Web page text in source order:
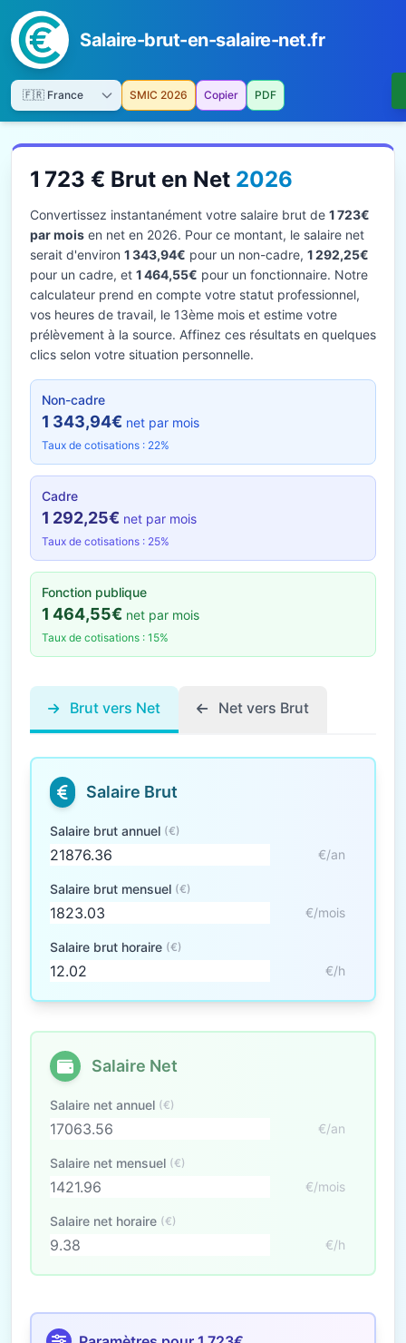
Salaire-brut-en-salaire-net.fr
SMIC 2026 Copier PDF
1 723 € Brut en Net 2026
Convertissez instantanément votre salaire brut de 1 723€
par mois en net en 2026. Pour ce montant, le salaire net
serait d'environ 1 343,94€ pour un non-cadre, 1 292,25€
pour un cadre, et 1 464,55€ pour un fonctionnaire. Notre
calculateur prend en compte votre statut professionnel,
vos heures de travail, le 13ème mois et estime votre
prélèvement à la source. Affinez ces résultats en quelques
clics selon votre situation personnelle.
Non-cadre
1 343,94€ net par mois
Taux de cotisations : 22%
Cadre
1 292,25€ net par mois
Taux de cotisations : 25%
Fonction publique
1 464,55€ net par mois
Taux de cotisations : 15%
Brut vers Net Net vers Brut
Salaire Brut
Salaire brut annuel (€)
€/an
Salaire brut mensuel (€)
€/mois
Salaire brut horaire (€)
€/h
Salaire Net
Salaire net annuel (€)
€/an
Salaire net mensuel (€)
€/mois
Salaire net horaire (€)
€/h